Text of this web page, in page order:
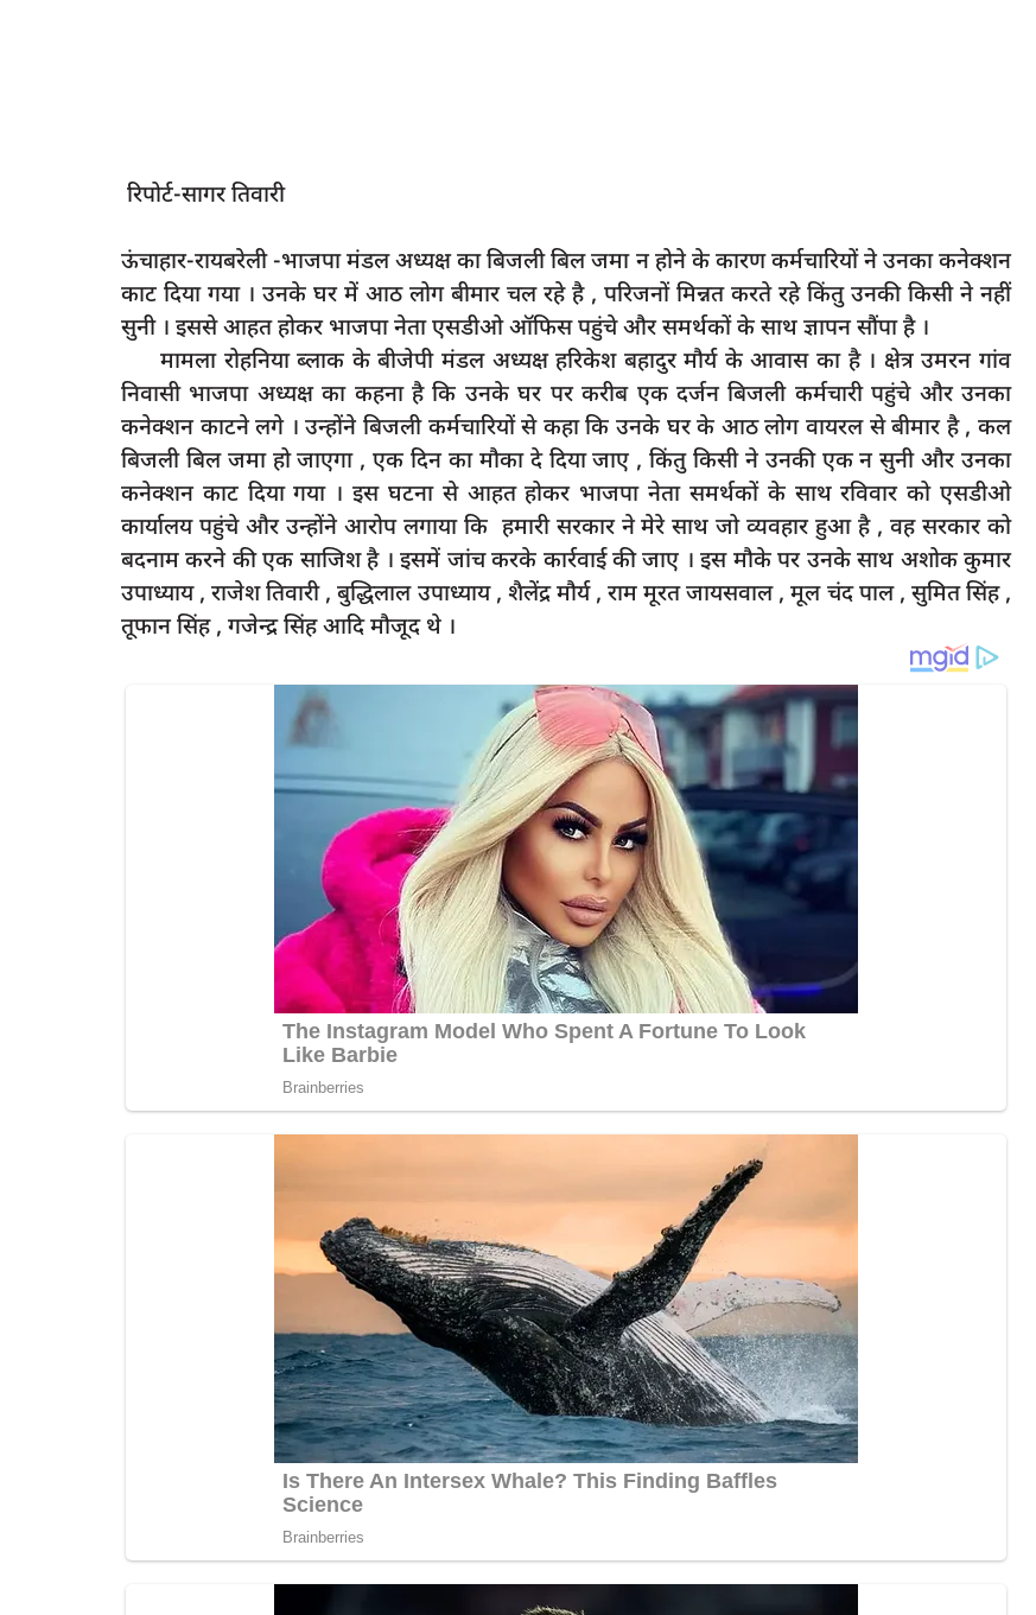
रिपोर्ट-सागर तिवारी
ऊंचाहार-रायबरेली -भाजपा मंडल अध्यक्ष का बिजली बिल जमा न होने के कारण कर्मचारियों ने उनका कनेक्शन
काट दिया गया । उनके घर में आठ लोग बीमार चल रहे है , परिजनों मिन्नत करते रहे किंतु उनकी किसी ने नहीं
सुनी । इससे आहत होकर भाजपा नेता एसडीओ ऑफिस पहुंचे और समर्थकों के साथ ज्ञापन सौंपा है ।
मामला रोहनिया ब्लाक के बीजेपी मंडल अध्यक्ष हरिकेश बहादुर मौर्य के आवास का है । क्षेत्र उमरन गांव
निवासी भाजपा अध्यक्ष का कहना है कि उनके घर पर करीब एक दर्जन बिजली कर्मचारी पहुंचे और उनका
कनेक्शन काटने लगे । उन्होंने बिजली कर्मचारियों से कहा कि उनके घर के आठ लोग वायरल से बीमार है , कल
बिजली बिल जमा हो जाएगा , एक दिन का मौका दे दिया जाए , किंतु किसी ने उनकी एक न सुनी और उनका
कनेक्शन काट दिया गया । इस घटना से आहत होकर भाजपा नेता समर्थकों के साथ रविवार को एसडीओ
कार्यालय पहुंचे और उन्होंने आरोप लगाया कि हमारी सरकार ने मेरे साथ जो व्यवहार हुआ है , वह सरकार को
बदनाम करने की एक साजिश है । इसमें जांच करके कार्रवाई की जाए । इस मौके पर उनके साथ अशोक कुमार
उपाध्याय , राजेश तिवारी , बुद्धिलाल उपाध्याय , शैलेंद्र मौर्य , राम मूरत जायसवाल , मूल चंद पाल , सुमित सिंह ,
तूफान सिंह , गजेन्द्र सिंह आदि मौजूद थे ।
latest
बच्चों की शादी भूले, समधन से ही दिल लगा बैठे समधी.
May 21, 2025 0 384
latest
Raibareli-संदिग्ध परिस्थितियों में युवक की मौत से
हड़कंप...
rexpress Aug 7, 2023